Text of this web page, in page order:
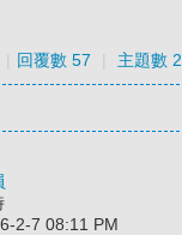
回覆數 57 主題數 2
2-7 08:11 PM